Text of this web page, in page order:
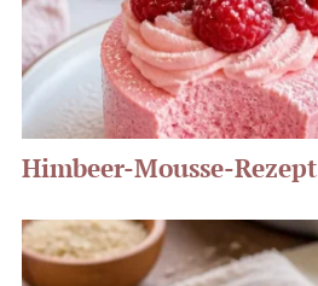
Himbeer-Mousse-Rezept